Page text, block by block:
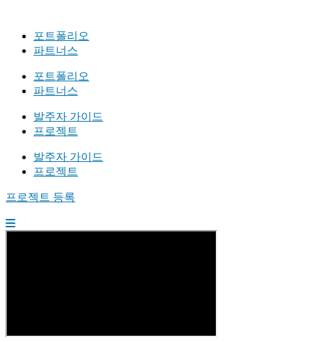
포트폴리오
파트너스
포트폴리오
파트너스
발주자 가이드
프로젝트
발주자 가이드
프로젝트
프로젝트 등록